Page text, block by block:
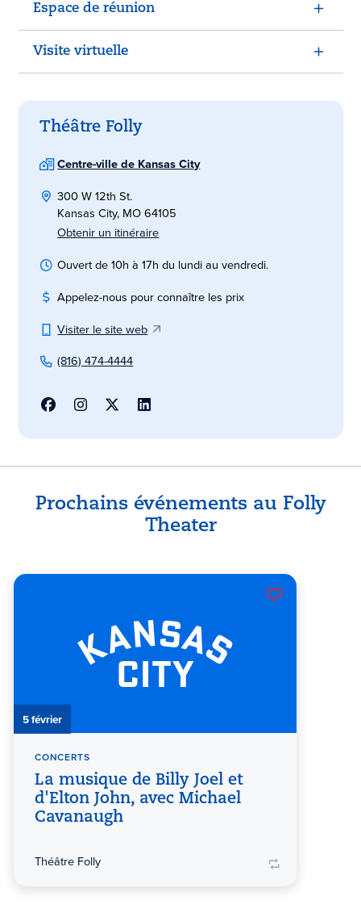
Espace de réunion
Visite virtuelle
Théâtre Folly
Centre-ville de Kansas City
300 W 12th St.
Kansas City, MO 64105
Obtenir un itinéraire
Ouvert de 10h à 17h du lundi au vendredi.
Appelez-nous pour connaître les prix
Visiter le site web
(816) 474-4444
Prochains événements au Folly
Theater
5 février
CONCERTS
La musique de Billy Joel et
d'Elton John, avec Michael
Cavanaugh
Théâtre Folly